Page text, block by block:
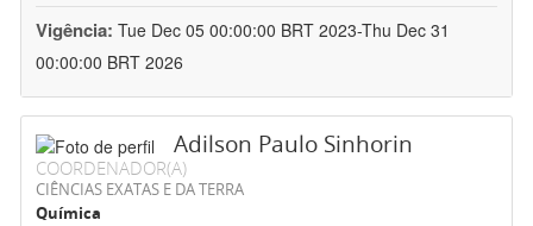
Vigência: Tue Dec 05 00:00:00 BRT 2023-Thu Dec 31
00:00:00 BRT 2026
Adilson Paulo Sinhorin
COORDENADOR(A)
CIÊNCIAS EXATAS E DA TERRA
Química